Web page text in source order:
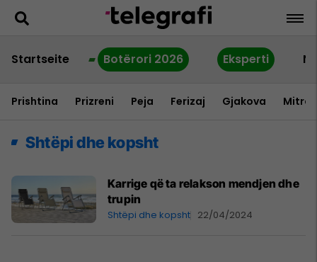
Startseite Botërori 2026 Eksperti
Prishtina Prizreni Peja Ferizaj Gjakova
Shtëpi dhe kopsht
Karrige që ta relakson mendjen dhe
trupin
Shtëpi dhe kopsht 22/04/2024